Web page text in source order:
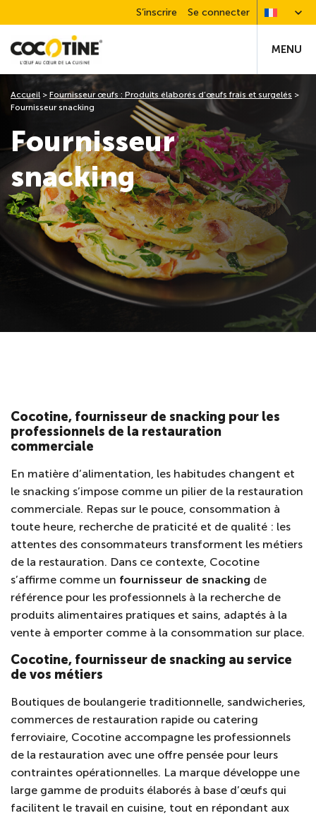
S’inscrire Se connecter
MENU
Fournisseur
snacking
Accueil > Fournisseur œufs : Produits élaborés d’œufs frais et surgelés >
Fournisseur snacking
Cocotine, fournisseur de snacking pour les
professionnels de la restauration
commerciale
En matière d’alimentation, les habitudes changent et
le snacking s’impose comme un pilier de la restauration
commerciale. Repas sur le pouce, consommation à
toute heure, recherche de praticité et de qualité : les
attentes des consommateurs transforment les métiers
de la restauration. Dans ce contexte, Cocotine
s’affirme comme un fournisseur de snacking de
référence pour les professionnels à la recherche de
produits alimentaires pratiques et sains, adaptés à la
vente à emporter comme à la consommation sur place.
Cocotine, fournisseur de snacking au service
de vos métiers
Boutiques de boulangerie traditionnelle, sandwicheries,
commerces de restauration rapide ou catering
ferroviaire, Cocotine accompagne les professionnels
de la restauration avec une offre pensée pour leurs
contraintes opérationnelles. La marque développe une
large gamme de produits élaborés à base d’œufs qui
facilitent le travail en cuisine, tout en répondant aux